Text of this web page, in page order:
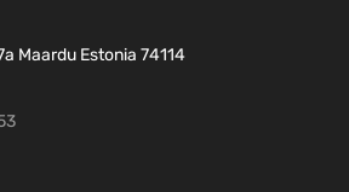
Maardu Estonia 74114